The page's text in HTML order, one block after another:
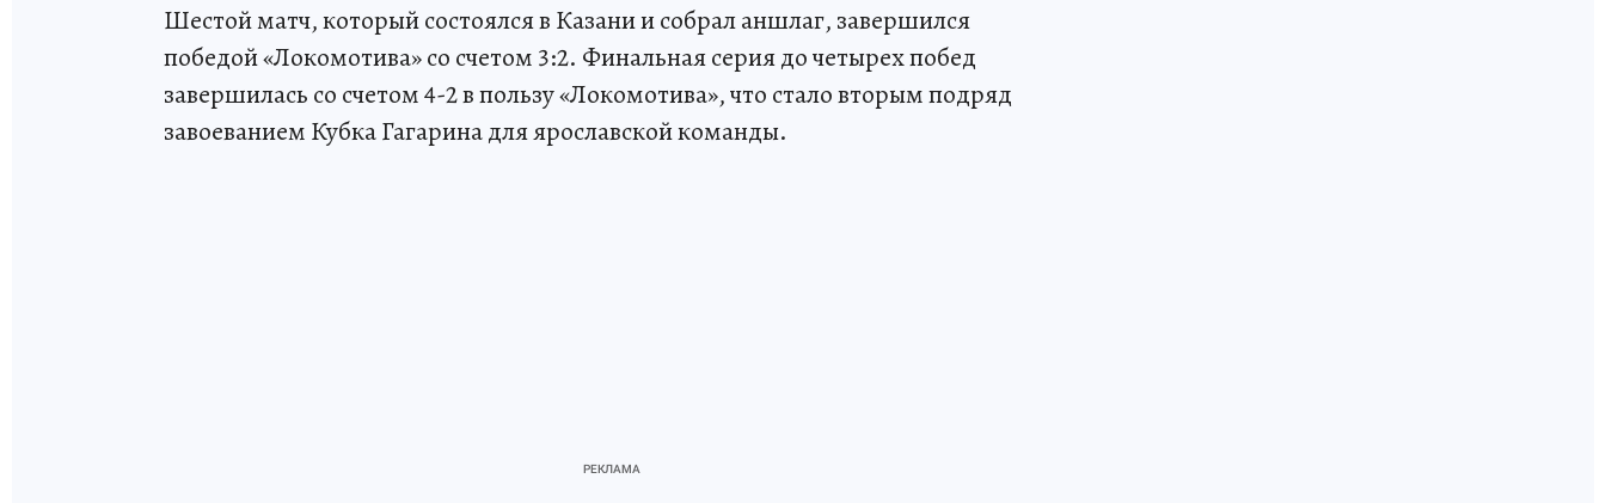
Шестой матч, который состоялся в Казани и собрал аншлаг, завершился
победой «Локомотива» со счетом 3:2. Финальная серия до четырех побед
завершилась со счетом 4-2 в пользу «Локомотива», что стало вторым подряд
завоеванием Кубка Гагарина для ярославской команды.